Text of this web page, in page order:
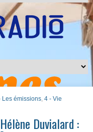
Les émissions, 4 - Vie
Duvialard :